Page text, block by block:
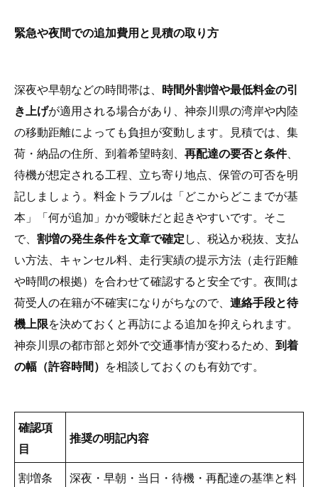
緊急や夜間での追加費用と見積の取り方
深夜や早朝などの時間帯は、 時間外割増や最低料金の引
き上げが適用される場合があり、神奈川県の湾岸や内陸
の移動距離によっても負担が変動します。見積では、集
荷・納品の住所、到着希望時刻、 再配達の要否と条件、
待機が想定される工程、立ち寄り地点、保管の可否を明
記しましょう。料金トラブルは「どこからどこまでが基
本」「何が追加」かが曖昧だと起きやすいです。そこ
で、 割増の発生条件を文章で確定し、税込か税抜、支払
い方法、キャンセル料、走行実績の提示方法（走行距離
や時間の根拠）を合わせて確認すると安全です。夜間は
荷受人の在籍が不確実になりがちなので、 連絡手段と待
機上限を決めておくと再訪による追加を抑えられます。
神奈川県の都市部と郊外で交通事情が変わるため、 到着
の幅（許容時間） を相談しておくのも有効です。
確認項
目
推奨の明記内容
割増条
深夜・早朝・当日・待機・再配達の基準と料